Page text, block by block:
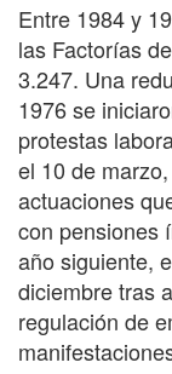
Entre 1984 y
las Factorías
3.247. Una
1976 se
protestas
el 10 de
actuaciones
con pensiones
año siguiente,
diciembre tras
regulación de